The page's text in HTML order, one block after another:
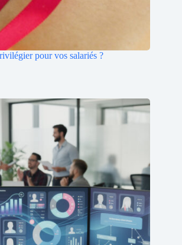
pour vos salariés ?